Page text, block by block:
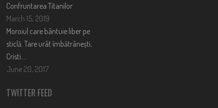
Confruntarea Titanilor
March 15, 2019
Moroiul care bântuie liber pe
sticlă. Tare urât îmbătrânești,
Cristi….
June 20, 2017
TWITTER FEED